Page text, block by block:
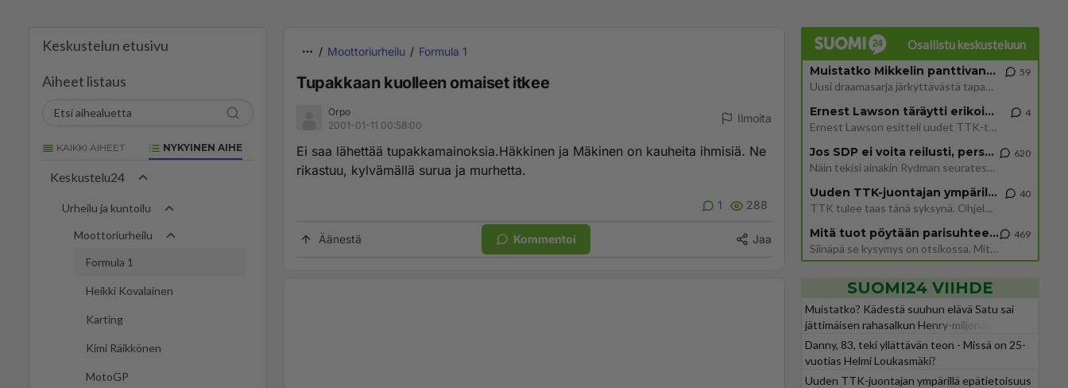
Keskustelun etusivu
Aiheet listaus
KAIKKI AIHEET NYKYINEN AIHE
Keskustelu24
Urheilu ja kuntoilu
Moottoriurheilu
Formula 1
Heikki Kovalainen
Karting
Kimi Räikkönen
MotoGP
Moottoriurheilu Formula 1
Tupakkaan kuolleen omaiset itkee
Orpo
2001-01-11 00:58:00
Ilmoita
Ei saa lähettää tupakkamainoksia.Häkkinen ja Mäkinen on kauheita ihmisiä. Ne
rikastuu, kylvämällä surua ja murhetta.
1 288
Äänestä Kommentoi Jaa
Osallistu keskusteluun
Muistatko Mikkelin panttivankidraaman?
Uusi draamasarja järkyttävästä tapauksesta on tulossa. Tositapahtumiin perustuva sarja ammentaa vuoden 1986 Mikkelin pan
59
Ernest Lawson täräytti erikoisen heiton TTK-lehdistötilaisuudessa: " Onko tässä tarkoituksena...?"
Ernest Lawson esitteli uudet TTK-tähtioppilaat ja opettajat torstaina 6.8. lehdistölle. Tulevalla kaudella on yksi hausk
4
Jos SDP ei voita reilusti, persut kumoavat demokratian Suomesta
Näin tekisi ainakin Rydman seuratessaan idolinsa Trumpin mallia https://www.is.fi/politiikka/art-2000012187244.html
620
Uuden TTK-juontajan ympärillä epätietoisuus sakenee - Nyt MTV hämmentää soppaa
TTK tulee taas tänä syksynä. Ohjelman uudet tähtioppilaat julkistetaan torstaina 6. elokuuta klo 14 alkavassa lehdistö
40
Mitä tuot pöytään parisuhteessa?
Siinäpä se kysymys on otsikossa. Mitäpä siis tuot/toisit pöytään parisuhteessa? Oletko mies vai nainen? Koetko sen mitä
469
SUOMI24 VIIHDE
Muistatko? Kädestä suuhun elävä Satu sai
jättimäisen rahasalkun Henry-miljonääriltä
Danny, 83, teki yllättävän teon - Missä on 25-
vuotias Helmi Loukasmäki?
Uuden TTK-juontajan ympärillä epätietoisuus